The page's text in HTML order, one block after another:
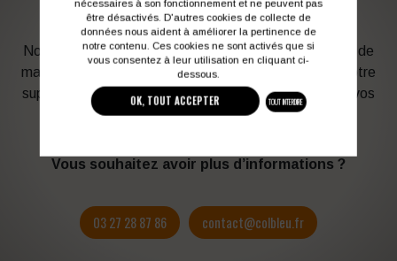
Notre graphiste connait les produits et les techniques de
marquage. Elle sera à votre service afin d’optimiser votre
support en fonction des contraintes techniques et de vos
besoins d’image. Profitez de son expérience !
Vous souhaitez avoir plus d’informations ?
03 27 28 87 86 contact@colbleu.fr
nécessaires à son fonctionnement et ne peuvent pas
être désactivés. D'autres cookies de collecte de
données nous aident à améliorer la pertinence de
notre contenu. Ces cookies ne sont activés que si
vous consentez à leur utilisation en cliquant ci-
dessous.
OK, TOUT ACCEPTER TOUT INTERDIRE